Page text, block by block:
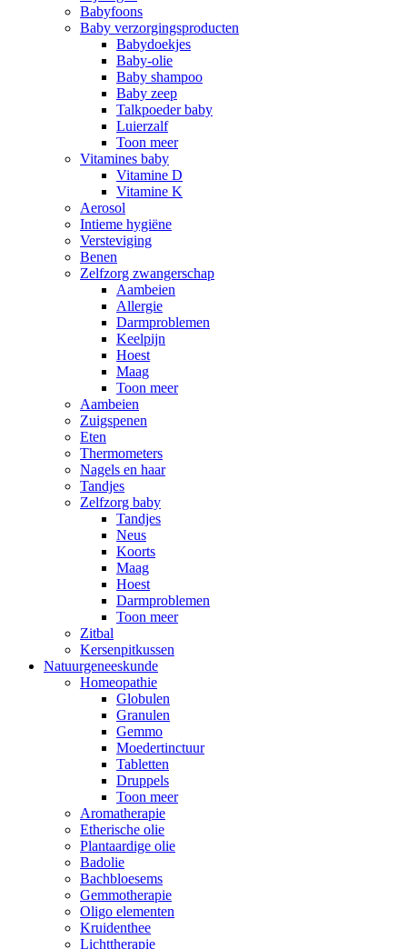
Babyfoons
Baby verzorgingsproducten
Babydoekjes
Baby-olie
Baby shampoo
Baby zeep
Talkpoeder baby
Luierzalf
Toon meer
Vitamines baby
Vitamine D
Vitamine K
Aerosol
Intieme hygiëne
Versteviging
Benen
Zelfzorg zwangerschap
Aambeien
Allergie
Darmproblemen
Keelpijn
Hoest
Maag
Toon meer
Aambeien
Zuigspenen
Eten
Thermometers
Nagels en haar
Tandjes
Zelfzorg baby
Tandjes
Neus
Koorts
Maag
Hoest
Darmproblemen
Toon meer
Zitbal
Kersenpitkussen
Natuurgeneeskunde
Homeopathie
Globulen
Granulen
Gemmo
Moedertinctuur
Tabletten
Druppels
Toon meer
Aromatherapie
Etherische olie
Plantaardige olie
Badolie
Bachbloesems
Gemmotherapie
Oligo elementen
Kruidenthee
Lichttherapie